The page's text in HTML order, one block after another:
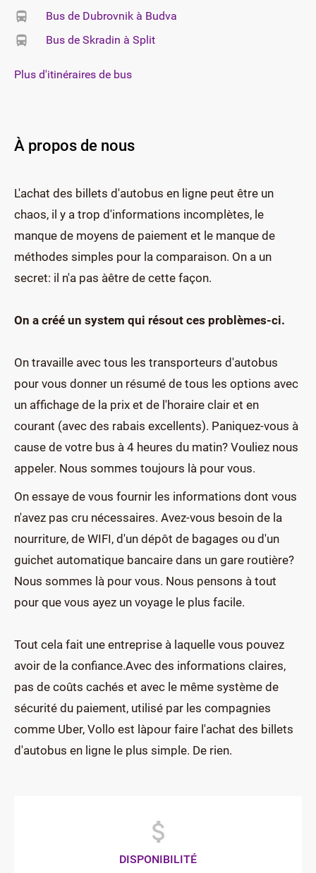
Bus de Dubrovnik à Budva
Bus de Skradin à Split
Plus d'itinéraires de bus
À propos de nous
L'achat des billets d'autobus en ligne peut être un
chaos, il y a trop d'informations incomplètes, le
manque de moyens de paiement et le manque de
méthodes simples pour la comparaison. On a un
secret: il n'a pas àêtre de cette façon.
On a créé un system qui résout ces problèmes-ci.
On travaille avec tous les transporteurs d'autobus
pour vous donner un résumé de tous les options avec
un affichage de la prix et de l'horaire clair et en
courant (avec des rabais excellents). Paniquez-vous à
cause de votre bus à 4 heures du matin? Vouliez nous
appeler. Nous sommes toujours là pour vous.
On essaye de vous fournir les informations dont vous
n'avez pas cru nécessaires. Avez-vous besoin de la
nourriture, de WIFI, d'un dépôt de bagages ou d'un
guichet automatique bancaire dans un gare routière?
Nous sommes là pour vous. Nous pensons à tout
pour que vous ayez un voyage le plus facile.
Tout cela fait une entreprise à laquelle vous pouvez
avoir de la confiance.Avec des informations claires,
pas de coûts cachés et avec le même système de
sécurité du paiement, utilisé par les compagnies
comme Uber, Vollo est làpour faire l'achat des billets
d'autobus en ligne le plus simple. De rien.
DISPONIBILITÉ